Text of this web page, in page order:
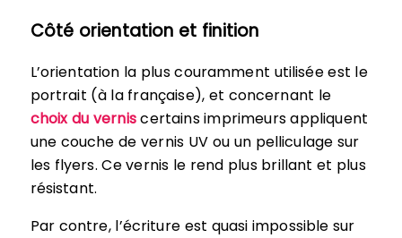
Côté orientation et finition
L’orientation la plus couramment utilisée est le
portrait (à la française), et concernant le
choix du verniscertains imprimeurs appliquent
une couche de vernis UV ou un pelliculage sur
les flyers. Ce vernis le rend plus brillant et plus
résistant.
Par contre, l’écriture est quasi impossible sur